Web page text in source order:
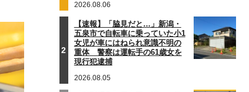
2026.08.06
2
【速報】「脇見だと…」新潟・
五泉市で自転車に乗っていた小1
女児が車にはねられ意識不明の
重体 警察は運転手の61歳女を
現行犯逮捕
2026.08.05